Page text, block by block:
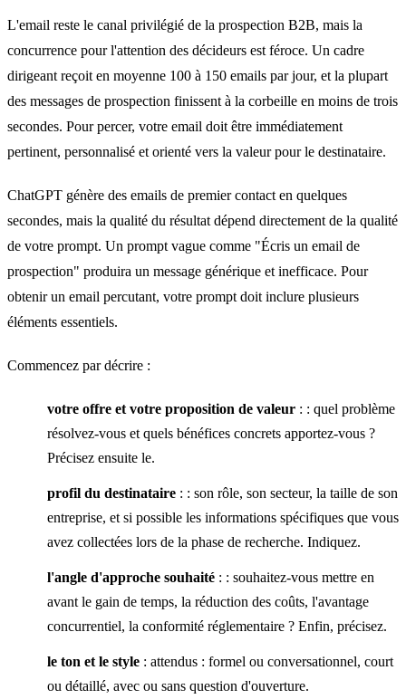
L'email reste le canal privilégié de la prospection B2B, mais la
concurrence pour l'attention des décideurs est féroce. Un cadre
dirigeant reçoit en moyenne 100 à 150 emails par jour, et la plupart
des messages de prospection finissent à la corbeille en moins de trois
secondes. Pour percer, votre email doit être immédiatement
pertinent, personnalisé et orienté vers la valeur pour le destinataire.
ChatGPT génère des emails de premier contact en quelques
secondes, mais la qualité du résultat dépend directement de la qualité
de votre prompt. Un prompt vague comme "Écris un email de
prospection" produira un message générique et inefficace. Pour
obtenir un email percutant, votre prompt doit inclure plusieurs
éléments essentiels.
Commencez par décrire :
votre offre et votre proposition de valeur : : quel problème
résolvez-vous et quels bénéfices concrets apportez-vous ?
Précisez ensuite le.
profil du destinataire : : son rôle, son secteur, la taille de son
entreprise, et si possible les informations spécifiques que vous
avez collectées lors de la phase de recherche. Indiquez.
l'angle d'approche souhaité : : souhaitez-vous mettre en
avant le gain de temps, la réduction des coûts, l'avantage
concurrentiel, la conformité réglementaire ? Enfin, précisez.
le ton et le style : attendus : formel ou conversationnel, court
ou détaillé, avec ou sans question d'ouverture.